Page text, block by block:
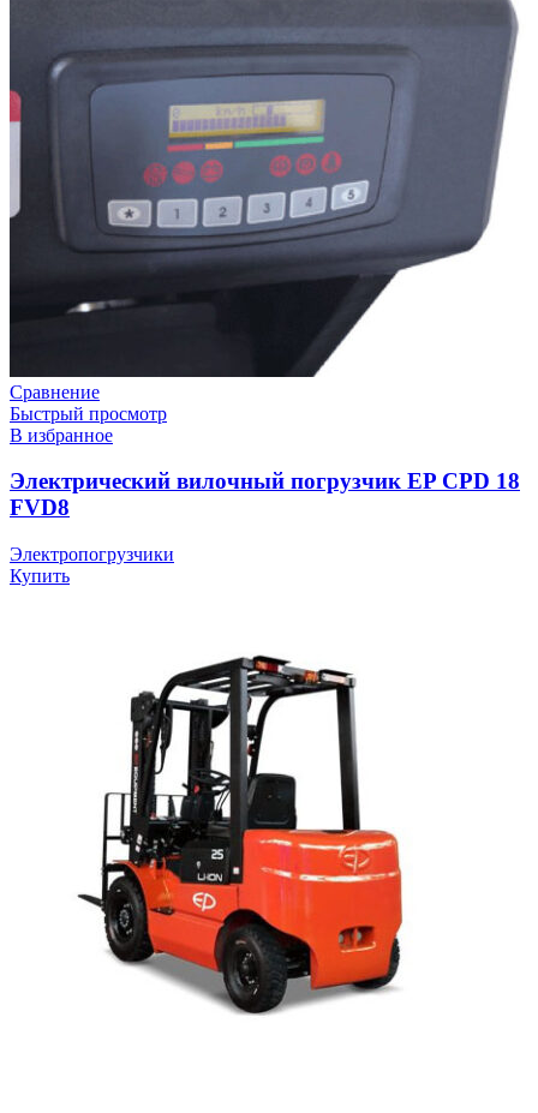
Сравнение
Быстрый просмотр
В избранное
Электрический вилочный погрузчик EP CPD 18
FVD8
Электропогрузчики
Купить